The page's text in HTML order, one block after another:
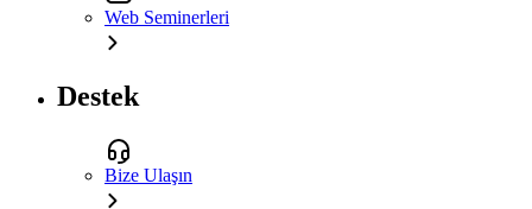
Web Seminerleri
Destek
Bize Ulaşın